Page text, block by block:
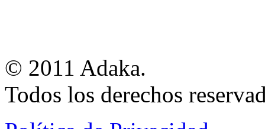
© 2011 Adaka.
Todos los derechos